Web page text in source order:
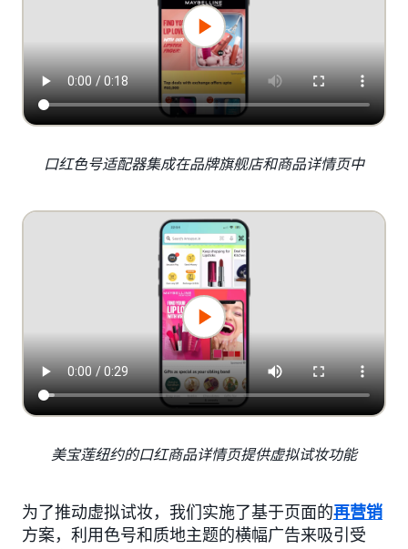
口红色号适配器集成在品牌旗舰店和商品详情页中
美宝莲纽约的口红商品详情页提供虚拟试妆功能
为了推动虚拟试妆，我们实施了基于页面的再营销
方案，利用色号和质地主题的横幅广告来吸引受